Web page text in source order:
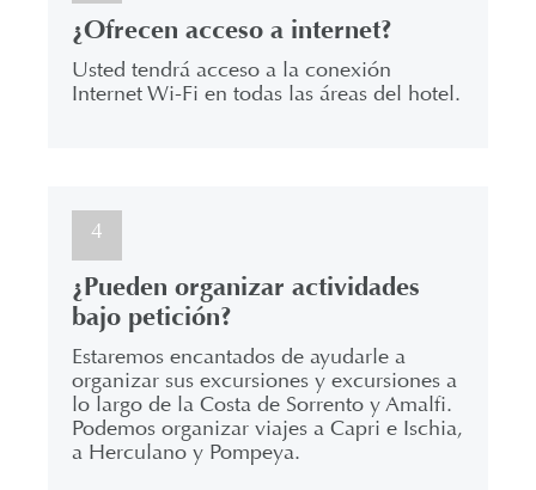
¿Ofrecen acceso a internet?
Usted tendrá acceso a la conexión
Internet Wi-Fi en todas las áreas del hotel.
4
¿Pueden organizar actividades
bajo petición?
Estaremos encantados de ayudarle a
organizar sus excursiones y excursiones a
lo largo de la Costa de Sorrento y Amalfi.
Podemos organizar viajes a Capri e Ischia,
a Herculano y Pompeya.